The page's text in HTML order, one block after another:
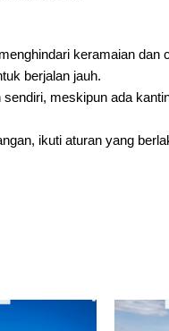
keramaian dan
berjalan jauh.
meskipun ada
ikuti aturan yang